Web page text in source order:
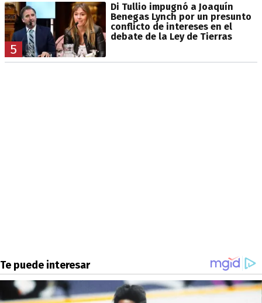
5
Di Tullio impugnó a Joaquín
Benegas Lynch por un presunto
conflicto de intereses en el
debate de la Ley de Tierras